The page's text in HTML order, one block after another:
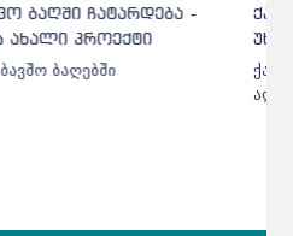
შეტანილი ხორცი
შეტანილი ხორცი უხარისხო